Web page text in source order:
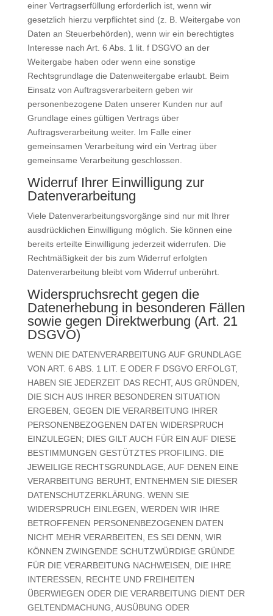
einer Vertragserfüllung erforderlich ist, wenn wir
gesetzlich hierzu verpflichtet sind (z. B. Weitergabe von
Daten an Steuerbehörden), wenn wir ein berechtigtes
Interesse nach Art. 6 Abs. 1 lit. f DSGVO an der
Weitergabe haben oder wenn eine sonstige
Rechtsgrundlage die Datenweitergabe erlaubt. Beim
Einsatz von Auftragsverarbeitern geben wir
personenbezogene Daten unserer Kunden nur auf
Grundlage eines gültigen Vertrags über
Auftragsverarbeitung weiter. Im Falle einer
gemeinsamen Verarbeitung wird ein Vertrag über
gemeinsame Verarbeitung geschlossen.
Widerruf Ihrer Einwilligung zur
Datenverarbeitung
Viele Datenverarbeitungsvorgänge sind nur mit Ihrer
ausdrücklichen Einwilligung möglich. Sie können eine
bereits erteilte Einwilligung jederzeit widerrufen. Die
Rechtmäßigkeit der bis zum Widerruf erfolgten
Datenverarbeitung bleibt vom Widerruf unberührt.
Widerspruchsrecht gegen die
Datenerhebung in besonderen Fällen
sowie gegen Direktwerbung (Art. 21
DSGVO)
WENN DIE DATENVERARBEITUNG AUF GRUNDLAGE
VON ART. 6 ABS. 1 LIT. E ODER F DSGVO ERFOLGT,
HABEN SIE JEDERZEIT DAS RECHT, AUS GRÜNDEN,
DIE SICH AUS IHRER BESONDEREN SITUATION
ERGEBEN, GEGEN DIE VERARBEITUNG IHRER
PERSONENBEZOGENEN DATEN WIDERSPRUCH
EINZULEGEN; DIES GILT AUCH FÜR EIN AUF DIESE
BESTIMMUNGEN GESTÜTZTES PROFILING. DIE
JEWEILIGE RECHTSGRUNDLAGE, AUF DENEN EINE
VERARBEITUNG BERUHT, ENTNEHMEN SIE DIESER
DATENSCHUTZERKLÄRUNG. WENN SIE
WIDERSPRUCH EINLEGEN, WERDEN WIR IHRE
BETROFFENEN PERSONENBEZOGENEN DATEN
NICHT MEHR VERARBEITEN, ES SEI DENN, WIR
KÖNNEN ZWINGENDE SCHUTZWÜRDIGE GRÜNDE
FÜR DIE VERARBEITUNG NACHWEISEN, DIE IHRE
INTERESSEN, RECHTE UND FREIHEITEN
ÜBERWIEGEN ODER DIE VERARBEITUNG DIENT DER
GELTENDMACHUNG, AUSÜBUNG ODER